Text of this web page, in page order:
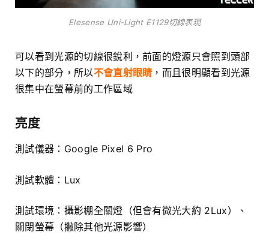
Elesense Uni-Light E1129切線表現
可以看到光源的切線很銳利，前面的燈源只會照到頭部
以下的部分，所以不會直射眼睛 ，而且很明顯看到光源
很集中在螢幕前的工作區域
亮度
測試儀器：Google Pixel 6 Pro
測試軟體：Lux
測試環境：攝影棚全關燈（但會有微光大約 2Lux）、
關閉螢幕（撇除其他光源影響）